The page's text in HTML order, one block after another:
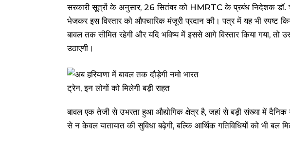
सरकारी सूत्रों के अनुसार, 26 सितंबर को HMRTC के प्रबंध निदेशक
भेजकर इस विस्तार को औपचारिक मंजूरी प्रदान की। पत्र में यह भी स्पष्ट
बावल तक सीमित रहेगी और यदि भविष्य में इससे आगे विस्तार किया गया, तो
उठाएगी।
बावल एक तेजी से उभरता हुआ औद्योगिक क्षेत्र है, जहां से बड़ी संख्या में
से न केवल यातायात की सुविधा बढ़ेगी, बल्कि आर्थिक गतिविधियों को भी बल